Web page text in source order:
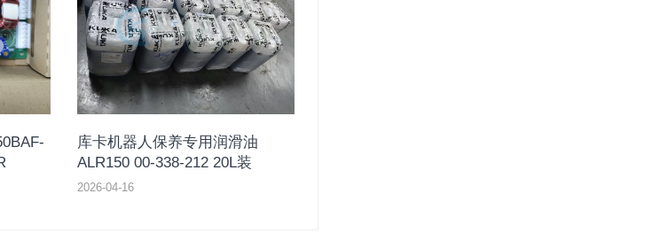
库卡机器人保养专用润滑油
ALR150 00-338-212 20L装
2026-04-16